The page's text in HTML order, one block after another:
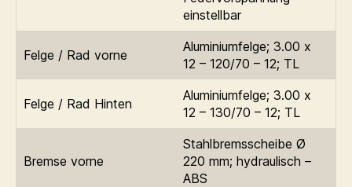
einstellbar
Felge / Rad vorne
Aluminiumfelge; 3.00 x
12 – 120/70 – 12; TL
Felge / Rad Hinten
Aluminiumfelge; 3.00 x
12 – 130/70 – 12; TL
Bremse vorne
Stahlbremsscheibe Ø
220 mm; hydraulisch –
ABS